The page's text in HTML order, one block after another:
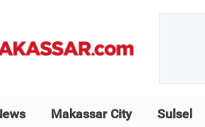
Makassar City Sulsel